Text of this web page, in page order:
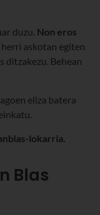
duzu. Non eros
askotan egiten
ditzakezu. Behean
eliza batera
lokarria.
Blas